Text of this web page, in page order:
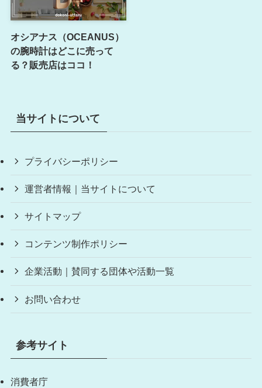
オシアナス（OCEANUS）
の腕時計はどこに売って
る？販売店はココ！
当サイトについて
プライバシーポリシー
運営者情報｜当サイトについて
サイトマップ
コンテンツ制作ポリシー
企業活動｜賛同する団体や活動一覧
お問い合わせ
参考サイト
消費者庁